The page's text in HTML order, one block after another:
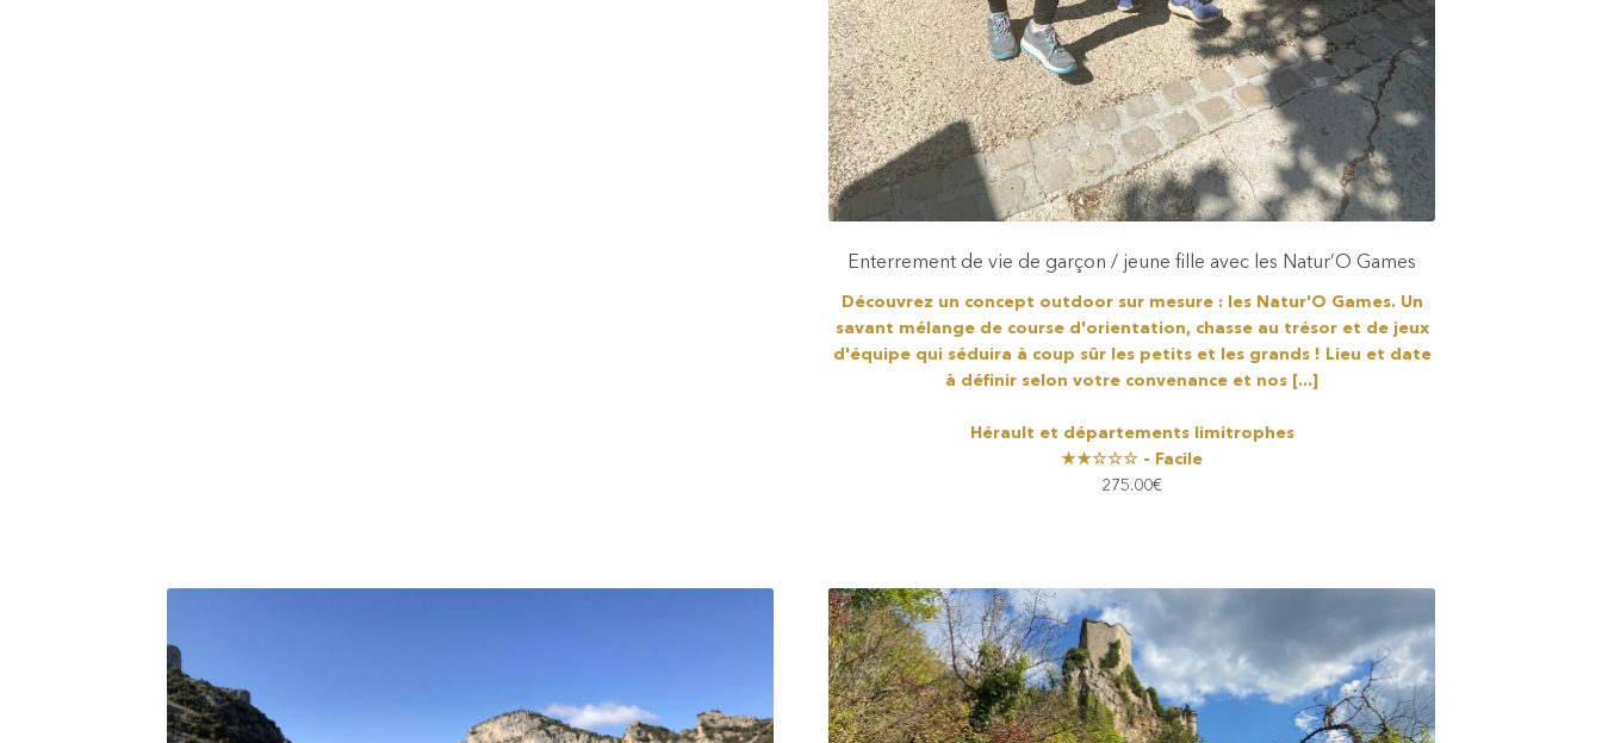
Enterrement de vie de garçon / jeune fille avec les Natur’O Games
Découvrez un concept outdoor sur mesure : les Natur'O Games. Un
savant mélange de course d'orientation, chasse au trésor et de jeux
d'équipe qui séduira à coup sûr les petits et les grands ! Lieu et date
à définir selon votre convenance et nos [...]
Hérault et départements limitrophes
★★☆☆☆ - Facile
275.00€